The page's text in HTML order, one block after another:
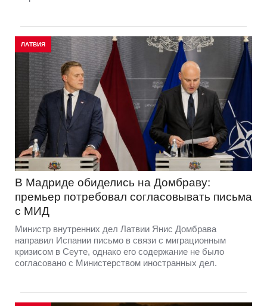
ЛАТВИЯ
В Мадриде обиделись на Домбраву:
премьер потребовал согласовывать письма
с МИД
Министр внутренних дел Латвии Янис Домбрава
направил Испании письмо в связи с миграционным
кризисом в Сеуте, однако его содержание не было
согласовано с Министерством иностранных дел.